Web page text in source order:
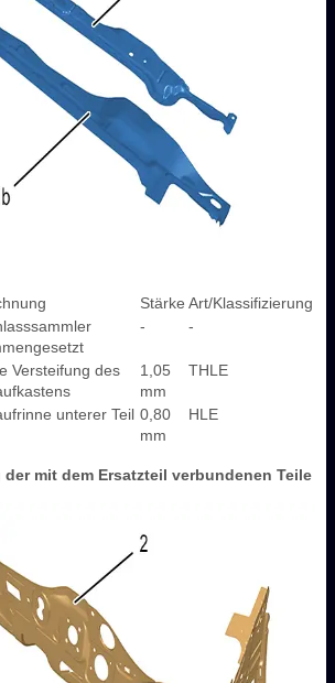
Stärke Art/Klassifizierung
- -
Versteifung des
1,05
mm
THLE
unterer Teil 0,80
mm
HLE
mit dem Ersatzteil verbundenen Teile